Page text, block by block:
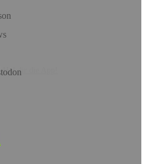
Hol dir die App!